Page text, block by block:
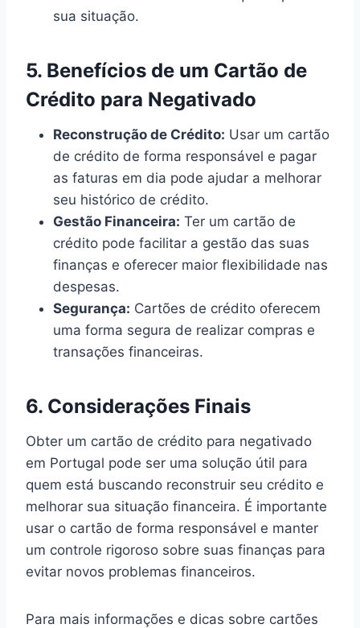
sua situação.
5. Benefícios de um Cartão de
Crédito para Negativado
Reconstrução de Crédito: Usar um cartão
de crédito de forma responsável e pagar
as faturas em dia pode ajudar a melhorar
seu histórico de crédito.
Gestão Financeira: Ter um cartão de
crédito pode facilitar a gestão das suas
finanças e oferecer maior flexibilidade nas
despesas.
Segurança: Cartões de crédito oferecem
uma forma segura de realizar compras e
transações financeiras.
6. Considerações Finais
Obter um cartão de crédito para negativado
em Portugal pode ser uma solução útil para
quem está buscando reconstruir seu crédito e
melhorar sua situação financeira. É importante
usar o cartão de forma responsável e manter
um controle rigoroso sobre suas finanças para
evitar novos problemas financeiros.
Para mais informações e dicas sobre cartões